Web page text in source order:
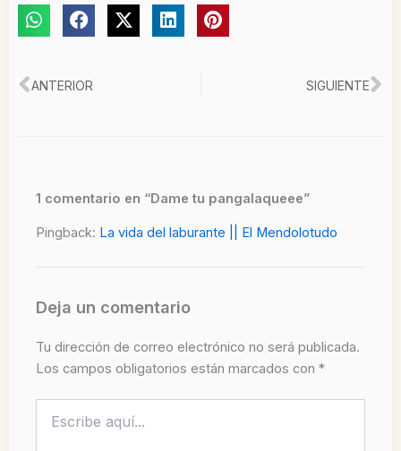
Ant
ANTERIOR SIGUIENTE
1 comentario en “Dame tu pangalaqueee”
Pingback: La vida del laburante || El Mendolotudo
Deja un comentario
Tu dirección de correo electrónico no será publicada.
Los campos obligatorios están marcados con *
aquí...